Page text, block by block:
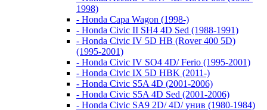
1998)
- Honda Capa Wagon (1998-)
- Honda Civic II SH4 4D Sed (1988-1991)
- Honda Civic IV 5D HB (Rover 400 5D)
(1995-2001)
- Honda Civic IV SO4 4D/ Ferio (1995-2001)
- Honda Civic IX 5D HBK (2011-)
- Honda Civic S5A 4D (2001-2006)
- Honda Civic S5A 4D Sed (2001-2006)
- Honda Civic SA9 2D/ 4D/ унив (1980-1984)